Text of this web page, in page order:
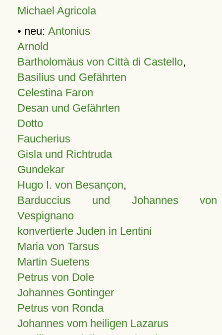
Michael Agricola
• neu: Antonius
Arnold
Bartholomäus von Città di Castello,
Basilius und Gefährten
Celestina Faron
Desan und Gefährten
Dotto
Faucherius
Gisla und Richtruda
Gundekar
Hugo I. von Besançon,
Barduccius und Johannes von
Vespignano
konvertierte Juden in Lentini
Maria von Tarsus
Martin Suetens
Petrus von Dole
Johannes Gontinger
Petrus von Ronda
Johannes vom heiligen Lazarus